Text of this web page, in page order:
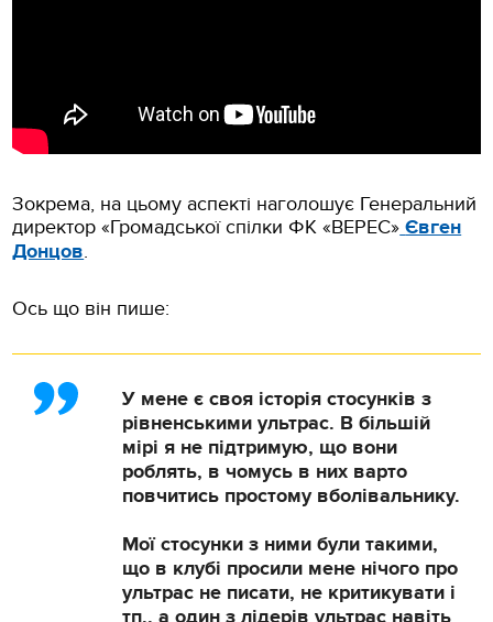
Зокрема, на цьому аспекті наголошує Генеральний
директор «Громадської спілки ФК «ВЕРЕС» Євген
Донцов.
Ось що він пише:
У мене є своя історія стосунків з
рівненськими ультрас. В більшій
мірі я не підтримую, що вони
роблять, в чомусь в них варто
повчитись простому вболівальнику.
Мої стосунки з ними були такими,
що в клубі просили мене нічого про
ультрас не писати, не критикувати і